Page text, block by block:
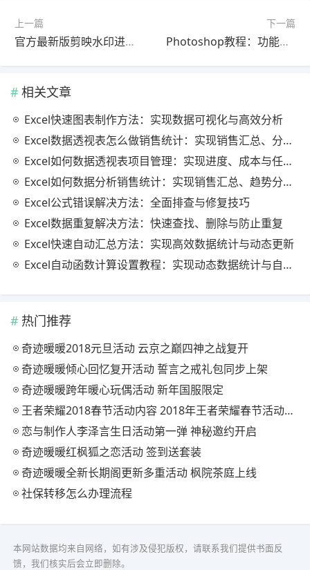
上一篇
官方最新版剪映水印进阶教程教程｜完整解析
下一篇
Photoshop教程：功能解析完整教程2025最新版（一看就会）
相关文章
Excel快速图表制作方法：实现数据可视化与高效分析
Excel数据透视表怎么做销售统计：实现销售汇总、分析与动态监控
Excel如何数据透视表项目管理：实现进度、成本与任务的高效分析
Excel如何数据分析销售统计：实现销售汇总、趋势分析与业绩优化
Excel公式错误解决方法：全面排查与修复技巧
Excel数据重复解决方法：快速查找、删除与防止重复
Excel快速自动汇总方法：实现高效数据统计与动态更新
Excel自动函数计算设置教程：实现动态数据统计与自动更新
热门推荐
奇迹暖暖2018元旦活动 云京之巅四神之战复开
奇迹暖暖倾心回忆复开活动 誓言之戒礼包同步上架
奇迹暖暖跨年暖心玩偶活动 新年国服限定
王者荣耀2018春节活动内容 2018年王者荣耀春节活动大全
恋与制作人李泽言生日活动第一弹 神秘邀约开启
奇迹暖暖红枫狐之恋活动 签到送套装
奇迹暖暖全新长期阁更新多重活动 枫院茶庭上线
社保转移怎么办理流程
本网站数据均来自网络，如有涉及侵犯版权，请联系我们提供书面反
馈，我们核实后会立即删除。